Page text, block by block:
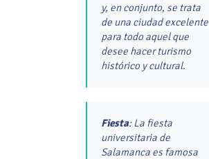
y, en conjunto, se trata
de una ciudad excelente
para todo aquel que
desee hacer turismo
histórico y cultural.
Fiesta: La fiesta
universitaria de
Salamanca es famosa